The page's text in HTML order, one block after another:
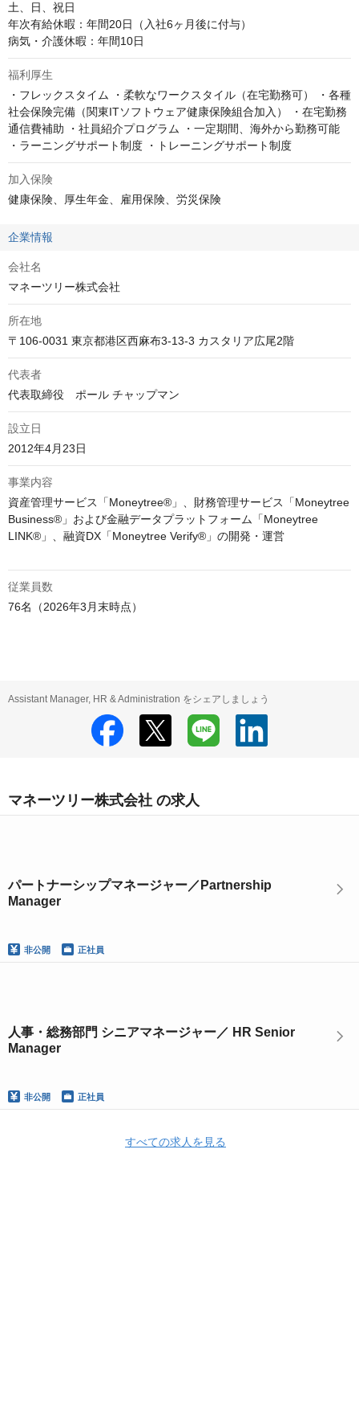
土、日、祝日
年次有給休暇：年間20日（入社6ヶ月後に付与）
病気・介護休暇：年間10日
福利厚生
・フレックスタイム ・柔軟なワークスタイル（在宅勤務可） ・各種
社会保険完備（関東ITソフトウェア健康保険組合加入） ・在宅勤務
通信費補助 ・社員紹介プログラム ・一定期間、海外から勤務可能
・ラーニングサポート制度 ・トレーニングサポート制度
加入保険
健康保険、厚生年金、雇用保険、労災保険
企業情報
会社名
マネーツリー株式会社
所在地
〒106-0031 東京都港区西麻布3-13-3 カスタリア広尾2階
代表者
代表取締役　ポール チャップマン
設立日
2012年4月23日
事業内容
資産管理サービス「Moneytree®︎」、財務管理サービス「Moneytree
Business®︎」および金融データプラットフォーム「Moneytree
LINK®︎」、融資DX「Moneytree Verify®︎」の開発・運営
従業員数
76名（2026年3月末時点）
Assistant Manager, HR & Administration をシェアしましょう
マネーツリー株式会社 の求人
パートナーシップマネージャー／Partnership
Manager
非公開 正社員
人事・総務部門 シニアマネージャー／ HR Senior
Manager
非公開 正社員
すべての求人を見る